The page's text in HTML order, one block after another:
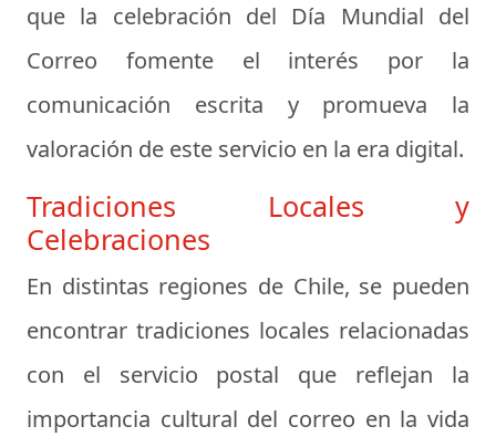
que la celebración del Día Mundial del
Correo fomente el interés por la
comunicación escrita y promueva la
valoración de este servicio en la era digital.
Tradiciones Locales y
Celebraciones
En distintas regiones de Chile, se pueden
encontrar tradiciones locales relacionadas
con el servicio postal que reflejan la
importancia cultural del correo en la vida